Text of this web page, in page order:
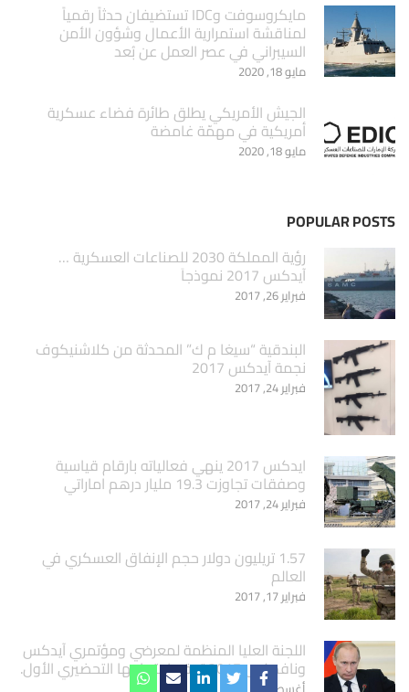
مايكروسوفت وIDC تستضيفان حدثاً رقمياً
لمناقشة استمرارية الأعمال وشؤون الأمن
السيبراني في عصر العمل عن بُعد
مايو 18, 2020
الجيش الأمريكي يطلق طائرة فضاء عسكرية
أمريكية في مهمّة غامضة
مايو 18, 2020
POPULAR POSTS
‏رؤية المملكة 2030 للصناعات العسكرية …
آيدكس 2017 نموذجاَ
فبراير 26, 2017
البندقية “سيغا م ك” المحدثة من كلاشنيكوف
نجمة آيدكس 2017
فبراير 24, 2017
ايدكس 2017 ينهي فعالياته بارقام قياسية
وصفقات تجاوزت 19.3 مليار درهم اماراتي
فبراير 24, 2017
1.57 تريليون دولار حجم الإنفاق العسكري في
العالم
فبراير 17, 2017
اللجنة العليا المنظمة لمعرضي ومؤتمري آيدكس
ونافدكس 2017 تعقد اجتماعها التحضيري الأول.